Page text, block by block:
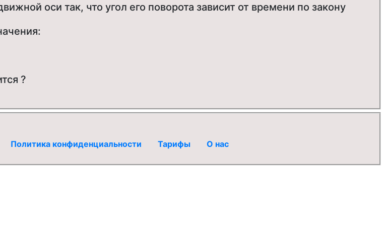
оси так, что угол его поворота зависит от времени по закону
?
Политика конфиденциальности Тарифы О нас